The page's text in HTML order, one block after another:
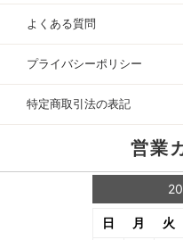
よくある質問
プライバシーポリシー
特定商取引法の表記
営業
日 月 火